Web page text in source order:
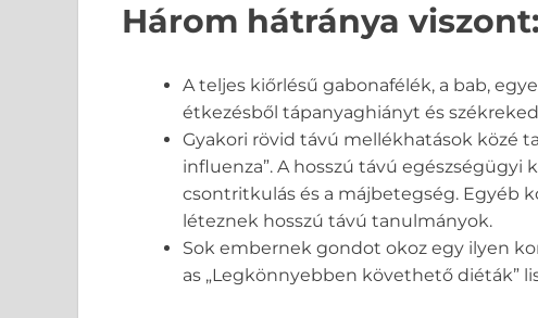
Három hátránya viszont:
A teljes kiőrlésű gabonafélék, a bab,
étkezésből tápanyaghiányt és
Gyakori rövid távú mellékhatások közé
influenza”. A hosszú távú egészségügyi
csontritkulás és a májbetegség. Egyéb
léteznek hosszú távú tanulmányok.
Sok embernek gondot okoz egy ilyen
as „Legkönnyebben követhető diéták”